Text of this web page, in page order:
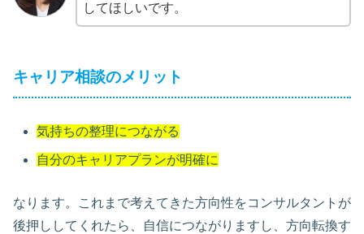
してほしいです。
キャリア相談のメリット
気持ちの整理につながる
自分のキャリアプランが明確に
なります。これまで考えてきた方向性をコンサルタントが
後押ししてくれたら、自信につながりますし、方向転換す